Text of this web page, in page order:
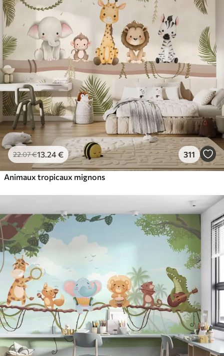
22.07€13 .24€ 311
Animaux tropicaux mignons